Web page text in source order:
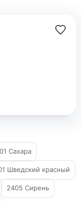
Сахара
Шведский красный
2405 Сирень